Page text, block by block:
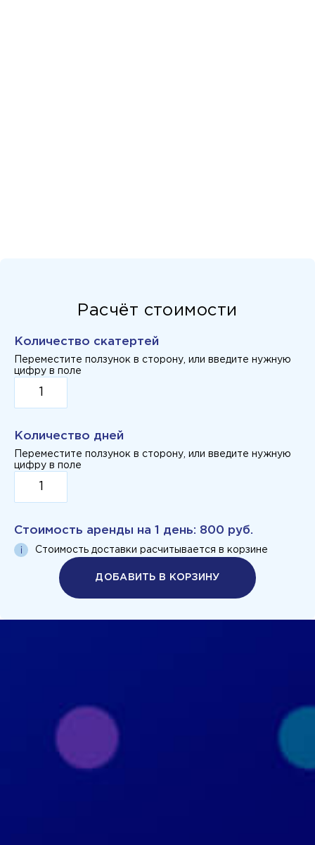
Расчёт стоимости
Количество скатертей
Переместите ползунок в сторону, или введите нужную
цифру в поле
Количество дней
Переместите ползунок в сторону, или введите нужную
цифру в поле
Стоимость аренды на 1 день: 800 руб.
Стоимость доставки расчитывается в корзине
ДОБАВИТЬ В КОРЗИНУ
Политика конфиденциальности
Пользовательское соглашение
+7 926 690 3130